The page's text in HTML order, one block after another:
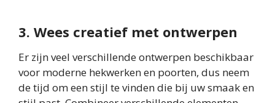
3. Wees creatief met ontwerpen
Er zijn veel verschillende ontwerpen beschikbaar
voor moderne hekwerken en poorten, dus neem
de tijd om een stijl te vinden die bij uw smaak en